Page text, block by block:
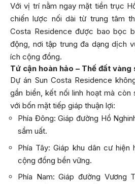
Với vị trí nằm ngay mặt tiền trục
chiến lược nối dài từ trung tâm
Costa Residence được bao bọc
động, nơi tập trung đa dạng dịch
ích cộng đồng.
Tứ cận hoàn hảo – Thế đất vàng
Dự án Sun Costa Residence
gần biển, kết nối linh hoạt mà
với bốn mặt tiếp giáp thuận lợi:
Phía Đông: Giáp đường Hồ
sầm uất.
Phía Tây: Giáp khu dân cư
cộng đồng bền vững.
Phía Nam: Giáp đường Vương